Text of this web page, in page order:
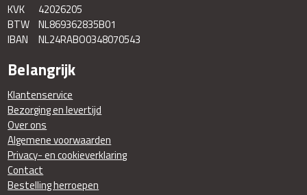
KVK
42026205
BTW NL869362835B01
IBAN
NL24RABO0348070543
Belangrijk
Klantenservice
Bezorging en levertijd
Over ons
Algemene voorwaarden
Privacy- en cookieverklaring
Contact
Bestelling herroepen